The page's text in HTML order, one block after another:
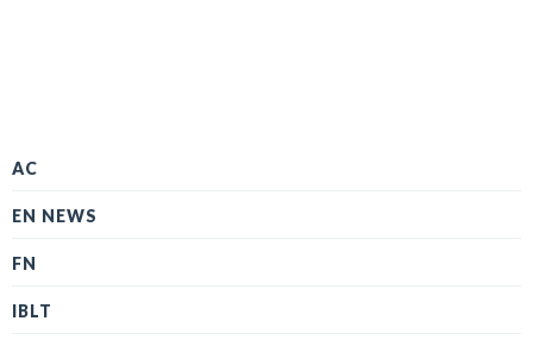
AC
EN NEWS
FN
IBLT